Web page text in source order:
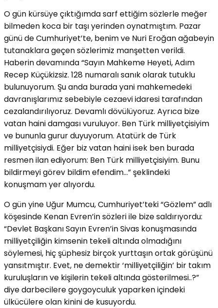
O gün kürsüye çıktığımda sarf ettiğim sözlerle meğer
bilmeden koca bir taşı yerinden oynatmıştım. Pazar
günü de Cumhuriyet’te, benim ve Nuri Eroğan ağabeyin
tutanaklara geçen sözlerimiz manşetten verildi.
Haberin devamında “Sayın Mahkeme Heyeti, Adım
Recep Küçükizsiz. 128 numaralı sanık olarak tutuklu
bulunuyorum. Şu anda burada yani mahkemedeki
davranışlarımız sebebiyle cezaevi idaresi tarafından
cezalandırılıyoruz. Devamlı dövülüyoruz. Ayrıca bize
vatan haini damgası vuruluyor. Ben Türk milliyetçisiyim
ve bununla gurur duyuyorum. Atatürk de Türk
milliyetçisiydi. Eğer biz vatan haini isek ben burada
resmen ilan ediyorum: Ben Türk milliyetçisiyim. Bunu
bildirmeyi görev bildim efendim…” şeklindeki
konuşmam yer alıyordu.
O gün yine Uğur Mumcu, Cumhuriyet’teki “Gözlem” adlı
köşesinde Kenan Evren’in sözleri ile bize saldırıyordu:
“Devlet Başkanı Sayın Evren’in Sivas konuşmasında
milliyetçiliğin kimsenin tekeli altında olmadığını
söylemesi, hiç şüphesiz birçok yurttaşın ortak görüşünü
yansıtmıştır. Evet, ne demektir ‘milliyetçiliğin’ bir takım
kuruluşların ve kişilerin tekeli altında gösterilmesi..?”
diye darbecilere goygoyculuk yaparken içindeki
ülkücülere olan kinini de kusuyordu.